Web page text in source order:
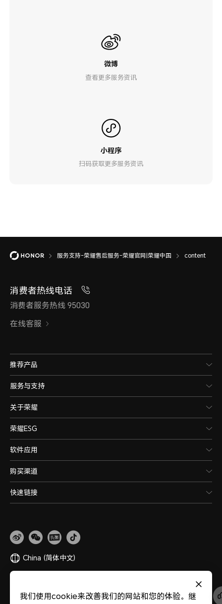
微博
查看更多服务资讯
小程序
扫码获取更多服务资讯
服务支持-荣耀售后服务-荣耀官网|荣耀中国 content
消费者热线电话
消费者服务热线 95030
在线客服
推荐产品
服务与支持
关于荣耀
荣耀ESG
软件应用
购买渠道
快速链接
China (简体中文)
我们使用cookie来改善我们的网站和您的体验。继